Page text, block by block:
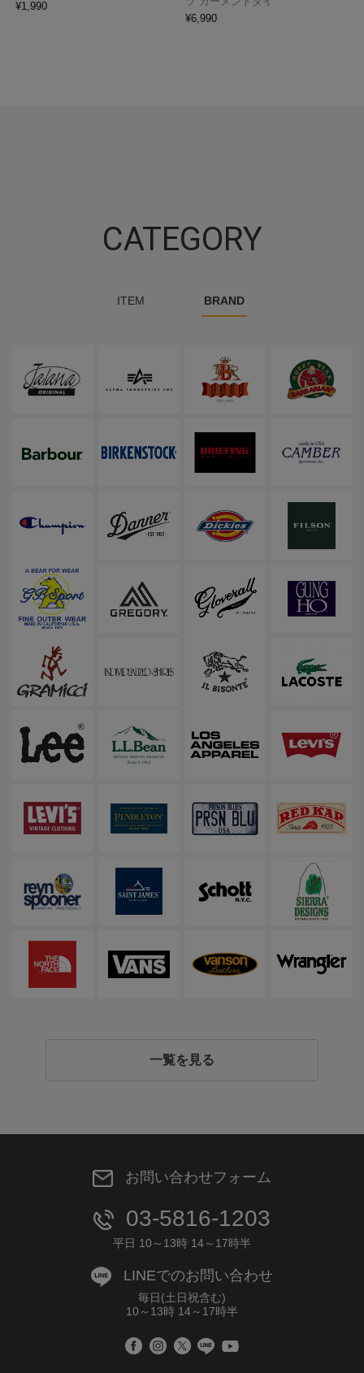
¥1,990
¥6,990
CATEGORY
ITEM BRAND
一覧を見る
お問い合わせフォーム
03-5816-1203
平日 10～13時 14～17時半
LINEでのお問い合わせ
毎日(土日祝含む)
10～13時 14～17時半